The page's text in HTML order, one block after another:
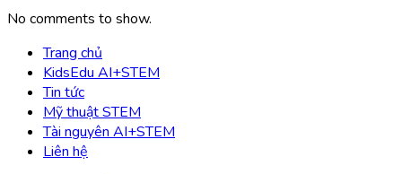
No comments to show.
Trang chủ
KidsEdu AI+STEM
Tin tức
Mỹ thuật STEM
Tài nguyên AI+STEM
Liên hệ